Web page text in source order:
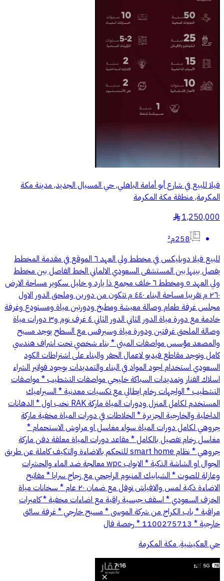
فيلا للبيع في شارع أبو أمامة الباهلي, حي المسيال الجديد, مدينة مكة
المكرمة, منطقة مكة المكرمة
1,250,000
§
258م²
للبيع فيلا دوبليكس في مخطط ولي العهد ٦ الموقع في مقدمة المخطط
يفصل بينها بين المستشفى السعودي الالماني الخط الفاصل بين مخطط
ولي العهد ٥ ومخطط ٦ خلف مجمع ذا يارد و خليل سكوير مساحة الارض
٢٦٠ م تقريبا مساحة البناء ٤٤٠ م تتكون من دورين وملحق الدور الاول
مجلس غرفة طعام وصالة معيشة ومطبخ ودورتين مياة ومستودع وغرفة
خادمة مع دورة مياة الدور الثاني الدور الثاني ٤ غرف نوم و٣ دورات مياة
وصالة الملحق غرفتين ودورة مياة وسيرفس مع السطح يوجد مسبح
والمصعد مؤسس مواصفات المبني * بناء شخصي تحت اشراف هندسي
كامل وتوجد مقاطع فيديو لاعمال الحفر والبناء على اشتراطات الكود
السعودي استخدام اجود المواد في البناء والتمديدات بوجود فواتير الشراء
اسلاك الفنار وتمديدات السباكة خليجي مواصفات التشطيب * مواصفات
التشطيب * الواجهات رخام ايطالي مع تكسيات معدنية * السيراميك
المستخدم لكامل المنزل ودورات المياة ماركة RAK نخب اول * الدهانات
الداخلية والخارجية الجزيرة * الخلاطات في دورات المياة مخفية ماركة
جروهي لكامل دورات المياة سواء مغاسل او مراوش الاستحمام *
مغاسل رخام تفصيل بالكامل * مقاعد دورات المياة معلقة دفن ماركة
جروهي * نظام smart home للتحكم بالاضاءة والتكيف كاملة عن طريق
الجوال او الشاشة الذكية * الابواب wpc معالجة ضد الماء والحشرات
وعازلة للصوت * الشبابيك المنيوم الراجحي مع زجاج سرايا * مفاتيح
الاضاءة ذكية لمس والافياش توفل مع ضمان ٢٠ عام * سخانات مياة
الخزف السعودي * اسقف جبسية راقية مع اضاءات مخفية * كاميرات
مراقبة * باب الكراج من شركة الموسى * مسبح خارجي * غرفة سائق
خارجية * 1100275713 * رخصة فال
حي العكيشية, مكة المكرمة